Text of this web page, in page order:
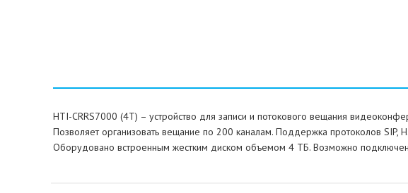
HTI-CRRS7000 (4T) – устройство для записи и потокового вещания
Позволяет организовать вещание по 200 каналам. Поддержка протоколов SIP,
Оборудовано встроенным жестким диском объемом 4 ТБ. Возможно